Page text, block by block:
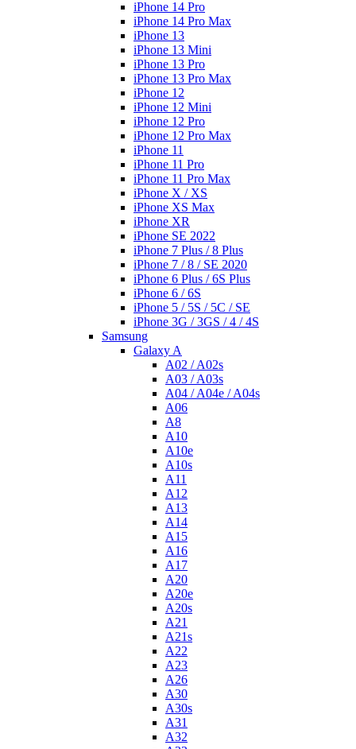
iPhone 14 Pro
iPhone 14 Pro Max
iPhone 13
iPhone 13 Mini
iPhone 13 Pro
iPhone 13 Pro Max
iPhone 12
iPhone 12 Mini
iPhone 12 Pro
iPhone 12 Pro Max
iPhone 11
iPhone 11 Pro
iPhone 11 Pro Max
iPhone X / XS
iPhone XS Max
iPhone XR
iPhone SE 2022
iPhone 7 Plus / 8 Plus
iPhone 7 / 8 / SE 2020
iPhone 6 Plus / 6S Plus
iPhone 6 / 6S
iPhone 5 / 5S / 5C / SE
iPhone 3G / 3GS / 4 / 4S
Samsung
Galaxy A
A02 / A02s
A03 / A03s
A04 / A04e / A04s
A06
A8
A10
A10e
A10s
A11
A12
A13
A14
A15
A16
A17
A20
A20e
A20s
A21
A21s
A22
A23
A26
A30
A30s
A31
A32